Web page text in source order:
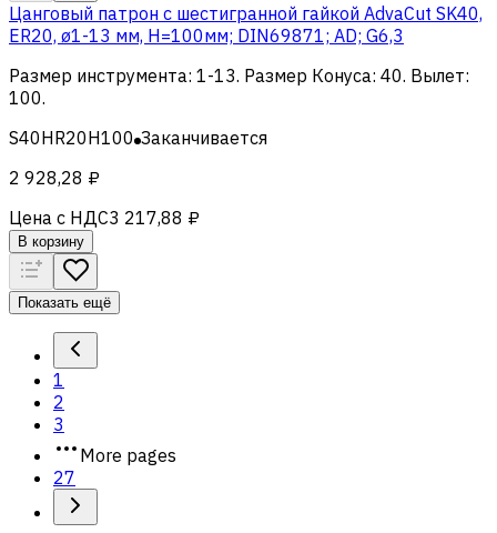
Цанговый патрон c шестигранной гайкой AdvaCut SK40,
ER20, ø1-13 мм, H=100мм; DIN69871; AD; G6,3
Размер инструмента: 1-13. Размер Конуса: 40. Вылет:
100.
S40HR20H100 Заканчивается
2 928,28 ₽
Цена с НДС3 217,88 ₽
В корзину
Показать ещё
1
2
3
More pages
27